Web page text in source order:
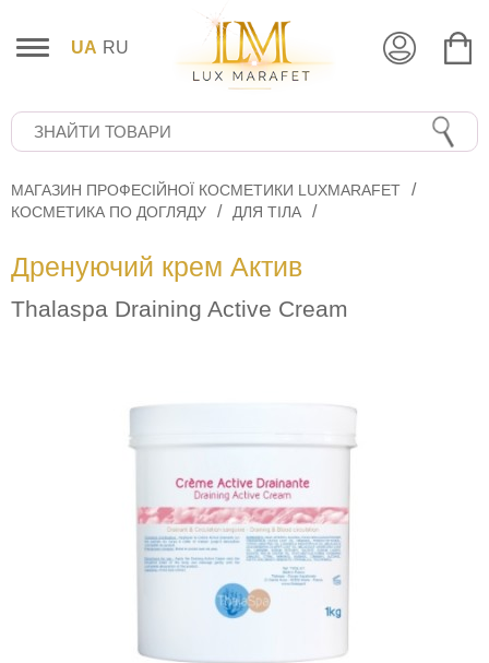
UA RU
МАГАЗИН ПРОФЕСІЙНОЇ КОСМЕТИКИ LUXMARAFET
КОСМЕТИКА ПО ДОГЛЯДУ
ДЛЯ ТІЛА
Дренуючий крем Актив
Thalaspa Draining Active Cream